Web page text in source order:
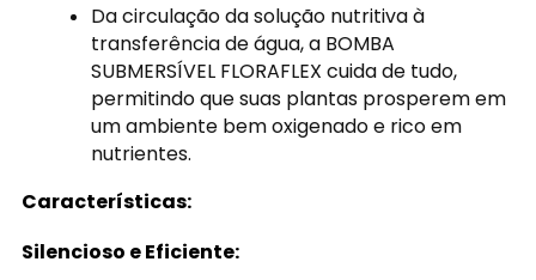
Da circulação da solução nutritiva à
transferência de água, a BOMBA
SUBMERSÍVEL FLORAFLEX cuida de tudo,
permitindo que suas plantas prosperem em
um ambiente bem oxigenado e rico em
nutrientes.
Características:
Silencioso e Eficiente: